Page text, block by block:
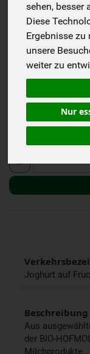
sehen, besser
Diese
Ergebnisse zu
unsere
weiter zu
Nur
Joghurt auf
Beschreibung
Aus
der BIO-
Milchprodukte...